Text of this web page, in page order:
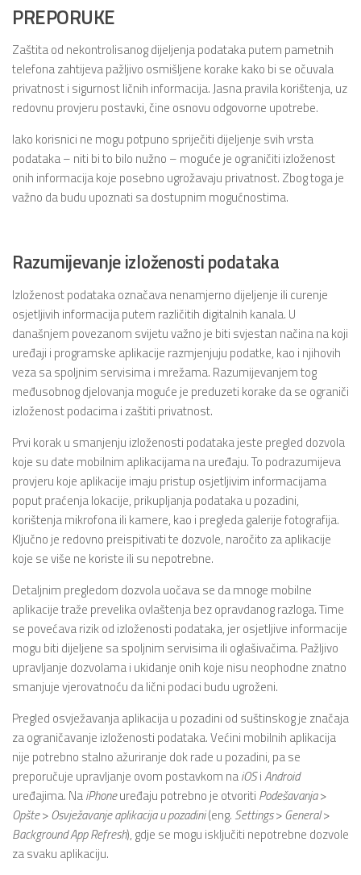
PREPORUKE
Zaštita od nekontrolisanog dijeljenja podataka putem pametnih
telefona zahtijeva pažljivo osmišljene korake kako bi se očuvala
privatnost i sigurnost ličnih informacija. Jasna pravila korištenja, uz
redovnu provjeru postavki, čine osnovu odgovorne upotrebe.
Iako korisnici ne mogu potpuno spriječiti dijeljenje svih vrsta
podataka – niti bi to bilo nužno – moguće je ograničiti izloženost
onih informacija koje posebno ugrožavaju privatnost. Zbog toga je
važno da budu upoznati sa dostupnim mogućnostima.
Razumijevanje izloženosti podataka
Izloženost podataka označava nenamjerno dijeljenje ili curenje
osjetljivih informacija putem različitih digitalnih kanala. U
današnjem povezanom svijetu važno je biti svjestan načina na koji
uređaji i programske aplikacije razmjenjuju podatke, kao i njihovih
veza sa spoljnim servisima i mrežama. Razumijevanjem tog
međusobnog djelovanja moguće je preduzeti korake da se ograniči
izloženost podacima i zaštiti privatnost.
Prvi korak u smanjenju izloženosti podataka jeste pregled dozvola
koje su date mobilnim aplikacijama na uređaju. To podrazumijeva
provjeru koje aplikacije imaju pristup osjetljivim informacijama
poput praćenja lokacije, prikupljanja podataka u pozadini,
korištenja mikrofona ili kamere, kao i pregleda galerije fotografija.
Ključno je redovno preispitivati te dozvole, naročito za aplikacije
koje se više ne koriste ili su nepotrebne.
Detaljnim pregledom dozvola uočava se da mnoge mobilne
aplikacije traže prevelika ovlaštenja bez opravdanog razloga. Time
se povećava rizik od izloženosti podataka, jer osjetljive informacije
mogu biti dijeljene sa spoljnim servisima ili oglašivačima. Pažljivo
upravljanje dozvolama i ukidanje onih koje nisu neophodne znatno
smanjuje vjerovatnoću da lični podaci budu ugroženi.
Pregled osvježavanja aplikacija u pozadini od suštinskog je značaja
za ograničavanje izloženosti podataka. Većini mobilnih aplikacija
nije potrebno stalno ažuriranje dok rade u pozadini, pa se
preporučuje upravljanje ovom postavkom naiOSiAndroid
uređajima. NaiPhoneuređaju potrebno je otvoriti Podešavanja>
Opšte>Osvježavanje aplikacija u pozadini(eng. Settings>General>
Background App Refresh), gdje se mogu isključiti nepotrebne dozvole
za svaku aplikaciju.